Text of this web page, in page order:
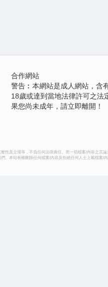
合作網站
警告︰本網站是成人網站，含
18歲或達到當地法律許可之法
果您尚未成年，請立即離開！
性及立場等，不負任何法律責任。而一切檔案/內容之
。本站有權刪除任何檔案/內容及拒絕任何人士上載檔